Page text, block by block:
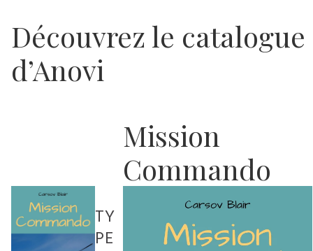
Découvrez le catalogue
d’Anovi
Mission
Commando
TY
PE